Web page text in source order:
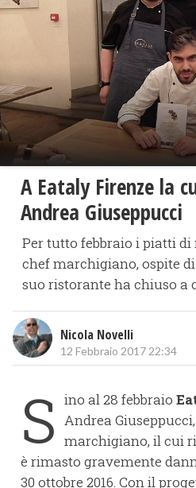
A Eataly Firenze la
Andrea Giuseppucci
Per tutto febbraio i piatti di
chef marchigiano, ospite
suo ristorante ha chiuso a
Nicola Novelli
12 Febbraio 2017 22:34
S ino al 28 febbraio
Andrea
marchigiano, il cui
è rimasto gravemente
30 ottobre 2016. Con il